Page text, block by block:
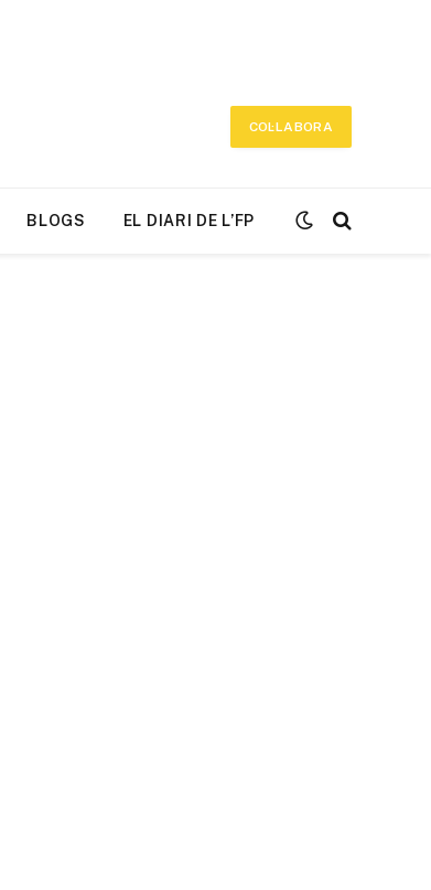
COL·LABORA
BLOGS EL DIARI DE L’FP